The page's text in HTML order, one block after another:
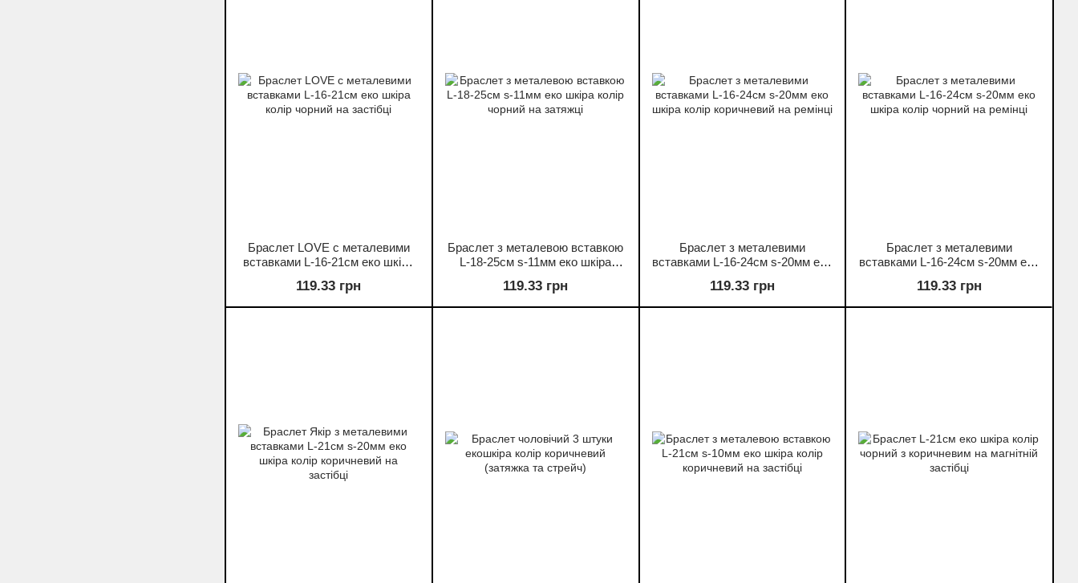
Браслет LOVE c металевими
вставками L-16-21см еко шкіра
119.33 грн
Браслет з металевою вставкою
L-18-25см s-11мм еко шкіра
119.33 грн
Браслет з металевими
вставками L-16-24см s-20мм еко
ремінці
119.33 грн
Браслет з металевими
вставками L-16-24см s-20мм еко
119.33 грн